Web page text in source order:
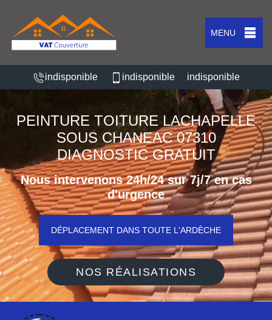
MENU
indisponible indisponible indisponible
PEINTURE TOITURE LACHAPELLE
SOUS CHANEAC 07310
DIAGNOSTIC GRATUIT
Nous intervenons 24h/24 sur 7j/7 en cas
d'urgence
DÉPLACEMENT DANS TOUTE L'ARDÈCHE
NOS RÉALISATIONS